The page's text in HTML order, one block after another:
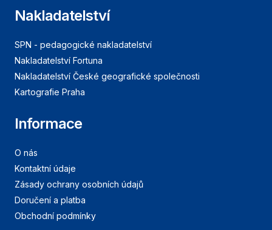
Nakladatelství
SPN - pedagogické nakladatelství
Nakladatelství Fortuna
Nakladatelství České geografické společnosti
Kartografie Praha
Informace
O nás
Kontaktní údaje
Zásady ochrany osobních údajů
Doručení a platba
Obchodní podmínky